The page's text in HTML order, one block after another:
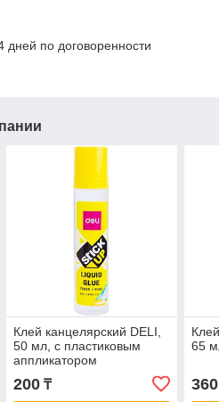
дней по договоренности
Клей канцелярский DELI,
50 мл, с пластиковым
аппликатором
200₸
65
360